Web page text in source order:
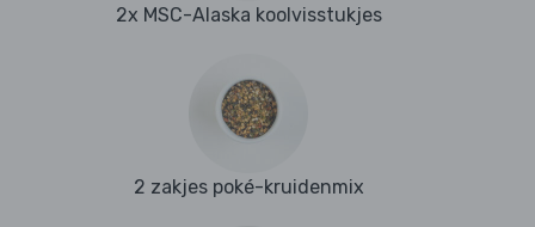
2x MSC-Alaska koolvisstukjes
2 zakjes poké-kruidenmix